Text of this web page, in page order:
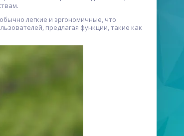
легкие и эргономичные, что
предлагая функции, такие как